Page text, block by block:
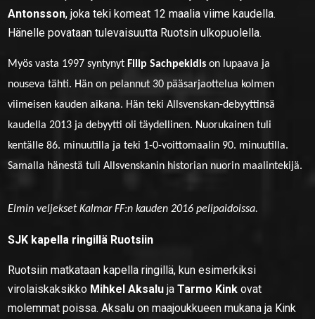
Antonsson, joka teki komeat 12 maalia viime kaudella.
Hänelle povataan tulevaisuutta Ruotsin ulkopuolella.
Myös vasta 1997 syntynyt Filip Sachpekidis on lupaava ja
nouseva tähti. Hän on pelannut 30 pääsarjaottelua kolmen
viimeisen kauden aikana. Hän teki Allsvenskan-debyyttinsä
kaudella 2013 ja debyytti oli täydellinen. Nuorukainen tuli
kentälle 86. minuutilla ja teki 1-0-voittomaalin 90. minuutilla.
Samalla hänestä tuli Allsvenskanin historian nuorin maalintekijä.
Elmin veljekset Kalmar FF:n kauden 2016 pelipaidoissa.
SJK kapella ringillä Ruotsiin
Ruotsiin matkataan kapella ringillä, kun esimerkiksi
virolaiskaksikko Mihkel Aksalu jaTarmo Kink ovat
molemmat poissa. Aksalu on maajoukkueen mukana ja Kink